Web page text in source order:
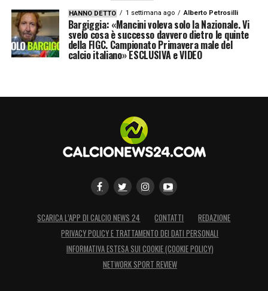
HANNO DETTO 1 settimana ago Alberto Petrosilli
Bargiggia: «Mancini voleva solo la Nazionale. Vi
svelo cosa è successo davvero dietro le quinte
della FIGC. Campionato Primavera male del
calcio italiano» ESCLUSIVA e VIDEO
SCARICA L’APP DI CALCIO NEWS 24 CONTATTI
REDAZIONE
PRIVACY POLICY E TRATTAMENTO DEI DATI PERSONALI
INFORMATIVA ESTESA SUI COOKIE (COOKIE POLICY)
NETWORK SPORT REVIEW